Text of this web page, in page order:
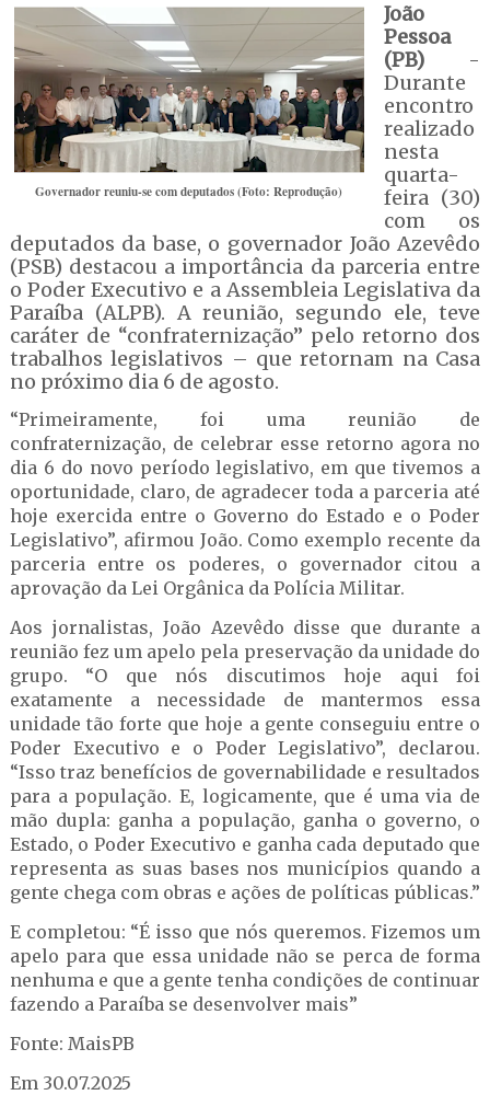
Governador reuniu-se com deputados (Foto: Reprodução)
João
Pessoa
(PB)-
Durante
encontro
realizado
nesta
quarta-
feira (30)
com os
deputados da base, o governador João Azevêdo
(PSB) destacou a importância da parceria entre
o Poder Executivo e a Assembleia Legislativa da
Paraíba (ALPB). A reunião, segundo ele, teve
caráter de “confraternização” pelo retorno dos
trabalhos legislativos – que retornam na Casa
no próximo dia 6 de agosto.
“Primeiramente, foi uma reunião de
confraternização, de celebrar esse retorno agora no
dia 6 do novo período legislativo, em que tivemos a
oportunidade, claro, de agradecer toda a parceria até
hoje exercida entre o Governo do Estado e o Poder
Legislativo”, afirmou João. Como exemplo recente da
parceria entre os poderes, o governador citou a
aprovação da Lei Orgânica da Polícia Militar.
Aos jornalistas, João Azevêdo disse que durante a
reunião fez um apelo pela preservação da unidade do
grupo. “O que nós discutimos hoje aqui foi
exatamente a necessidade de mantermos essa
unidade tão forte que hoje a gente conseguiu entre o
Poder Executivo e o Poder Legislativo”, declarou.
“Isso traz benefícios de governabilidade e resultados
para a população. E, logicamente, que é uma via de
mão dupla: ganha a população, ganha o governo, o
Estado, o Poder Executivo e ganha cada deputado que
representa as suas bases nos municípios quando a
gente chega com obras e ações de políticas públicas.”
E completou: “É isso que nós queremos. Fizemos um
apelo para que essa unidade não se perca de forma
nenhuma e que a gente tenha condições de continuar
fazendo a Paraíba se desenvolver mais”
Fonte: MaisPB
Em 30.07.2025